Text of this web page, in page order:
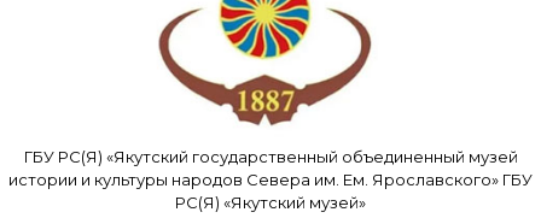
ГБУ РС(Я) «Якутский государственный объединенный музей
истории и культуры народов Севера им. Ем. Ярославского» ГБУ
РС(Я) «Якутский музей»